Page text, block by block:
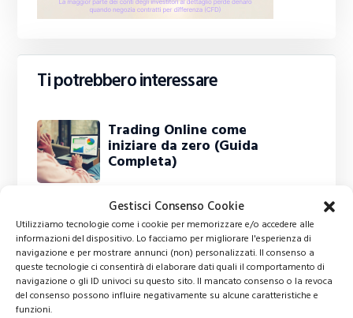
Gestisci Consenso Cookie
Utilizziamo tecnologie come i cookie per memorizzare e/o accedere alle
informazioni del dispositivo. Lo facciamo per migliorare l'esperienza di
navigazione e per mostrare annunci (non) personalizzati. Il consenso a
queste tecnologie ci consentirà di elaborare dati quali il comportamento di
navigazione o gli ID univoci su questo sito. Il mancato consenso o la revoca
del consenso possono influire negativamente su alcune caratteristiche e
funzioni.
Ti potrebbero interessare
Trading Online come
iniziare da zero (Guida
Completa)
IQ Option Recensione -
Demo - Opinioni sul
Broker CFD
Come investire in azioni